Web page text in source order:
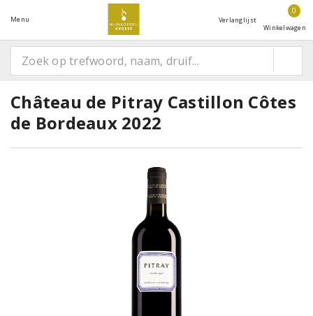
Menu Verlanglijst
0
Winkelwagen
Château de Pitray Castillon Côtes
de Bordeaux 2022